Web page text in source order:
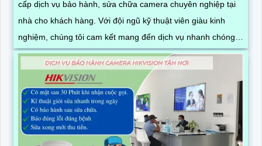
cấp dịch vụ bảo hành, sửa chữa camera chuyên nghiệp tại
nhà cho khách hàng. Với đội ngũ kỹ thuật viên giàu kinh
nghiệm, chúng tôi cam kết mang đến dịch vụ nhanh chóng,
chất lượng và hiệu quả